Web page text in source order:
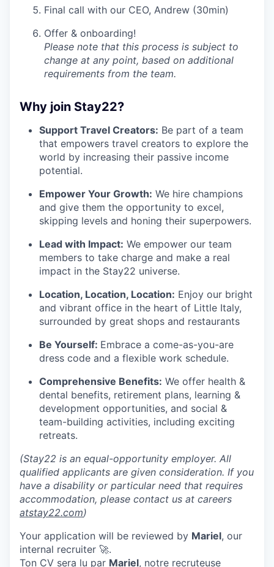
Final call with our CEO, Andrew (30min)
Offer & onboarding!
Please note that this process is subject to
change at any point, based on additional
requirements from the team.
Why join Stay22?
Support Travel Creators: Be part of a team
that empowers travel creators to explore the
world by increasing their passive income
potential.
Empower Your Growth: We hire champions
and give them the opportunity to excel,
skipping levels and honing their superpowers.
Lead with Impact: We empower our team
members to take charge and make a real
impact in the Stay22 universe.
Location, Location, Location: Enjoy our bright
and vibrant office in the heart of Little Italy,
surrounded by great shops and restaurants
Be Yourself: Embrace a come-as-you-are
dress code and a flexible work schedule.
Comprehensive Benefits: We offer health &
dental benefits, retirement plans, learning &
development opportunities, and social &
team-building activities, including exciting
retreats.
(Stay22 is an equal-opportunity employer. All
qualified applicants are given consideration. If you
have a disability or particular need that requires
accommodation, please contact us at careers
atstay22.com)
Your application will be reviewed by Mariel, our
internal recruiter 🚀.
Ton CV sera lu par Mariel, notre recruteuse